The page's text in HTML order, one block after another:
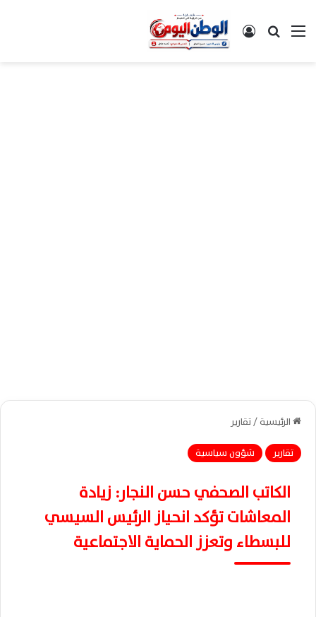
القائمةبحث عن تسجيل الدخول
الرئيسية/تقارير
تقارير
شؤون سياسية
الكاتب الصحفي حسن النجار: زيادة
المعاشات تؤكد انحياز الرئيس السيسي
للبسطاء وتعزز الحماية الاجتماعية